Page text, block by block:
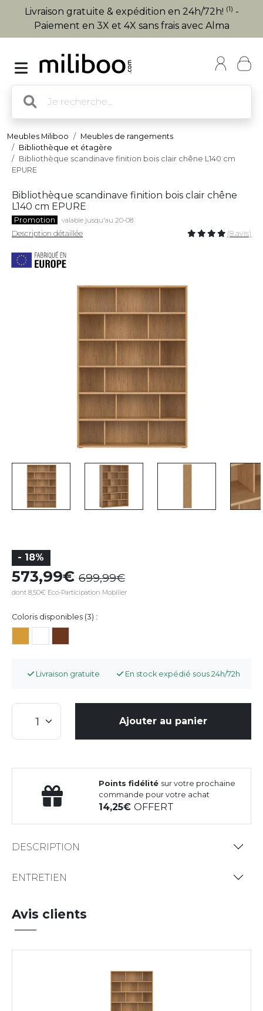
Livraison gratuite & expédition en 24h/72h! (1) -
Paiement en 3X et 4X sans frais avec Alma
Meubles Miliboo
Meubles de rangements
Bibliothèque et étagère
Bibliothèque scandinave finition bois clair chêne L140 cm
EPURE
Bibliothèque scandinave finition bois clair chêne
L140 cm EPURE
Promotion valable jusqu'au 20-08
Description détaillée (8 avis)
- 18%
573,99 699,99
dont 8,50€ Eco-Participation Mobilier
Coloris disponibles (3) :
Livraison gratuite En stock expédié sous 24h/72h
Ajouter au panier
Points fidélité sur votre prochaine
commande pour votre achat
14,25OFFERT
DESCRIPTION
ENTRETIEN
Avis clients